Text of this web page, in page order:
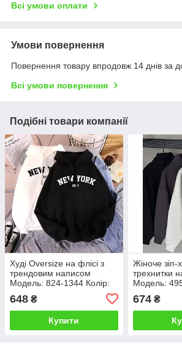
Всі умови оплати
Умови повернення
Повернення товару впродовж 14 днів за
Всі умови повернення
Подібні товари компанії
Худі Oversize на флісі з
трендовим написом
Модель: 824-1344 Колір:
барбі
648 ₴
Купити
Жіноче зіп-
трехнитки
Модель:
674₴